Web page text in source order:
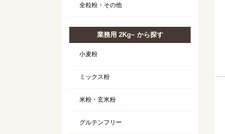
全粒粉・その他
業務用 2Kg~ から探す
小麦粉
ミックス粉
米粉・玄米粉
グルテンフリー